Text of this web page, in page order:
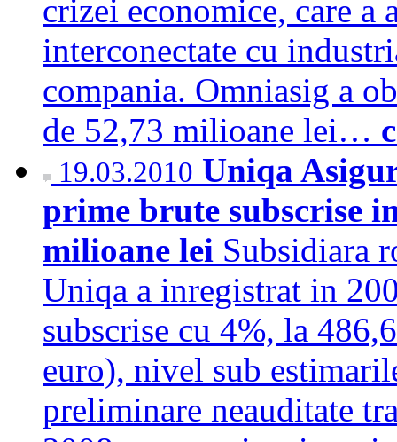
crizei economice, care a
interconectate cu
compania. Omniasig a
de 52,73 milioane lei…
19.03.2010 Uniqa
prime brute subscrise
milioane lei Subsidiara
Uniqa a inregistrat in
subscrise cu 4%, la
euro), nivel sub
preliminare neauditate